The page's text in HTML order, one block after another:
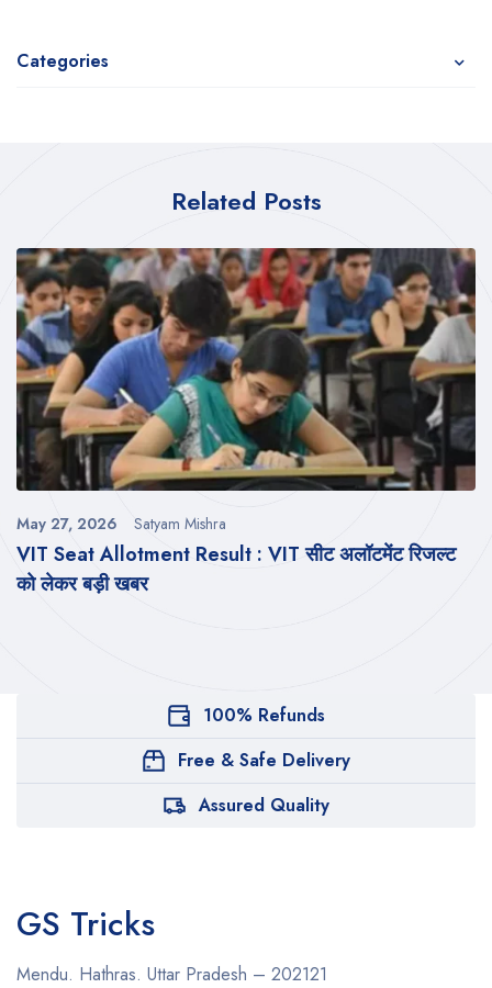
Categories
Related Posts
VIT Seat Allotment Result : VIT सीट अलॉटमेंट रिजल्ट
को लेकर बड़ी खबर
May 27, 2026 Satyam Mishra
100% Refunds
Free & Safe Delivery
Assured Quality
GS Tricks
Mendu. Hathras. Uttar Pradesh – 202121